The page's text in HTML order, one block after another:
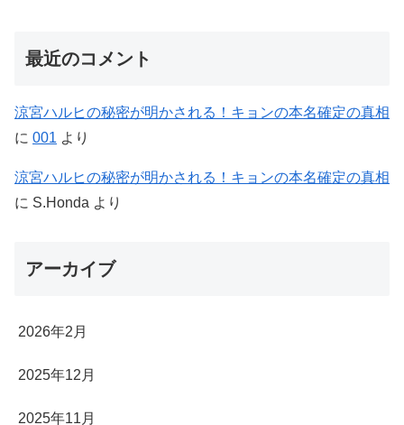
最近のコメント
涼宮ハルヒの秘密が明かされる！キョンの本名確定の真相
に 001 より
涼宮ハルヒの秘密が明かされる！キョンの本名確定の真相
に S.Honda より
アーカイブ
2026年2月
2025年12月
2025年11月